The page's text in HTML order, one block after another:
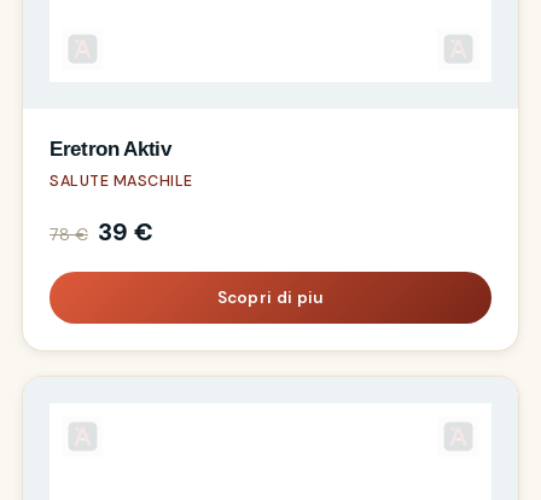
Eretron Aktiv
SALUTE MASCHILE
78 € 39 €
Scopri di piu